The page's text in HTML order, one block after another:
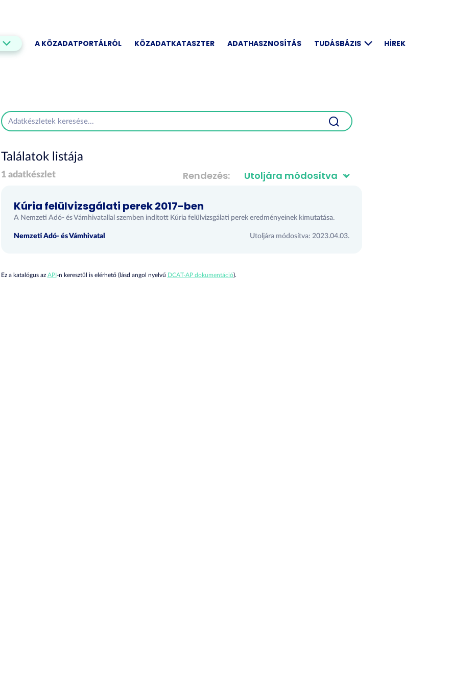
A KÖZADATPORTÁLRÓL KÖZADATKATASZTER ADATHASZNOSÍTÁS TUDÁSBÁZIS HÍREK
Rendezés
Találatok listája
1 adatkészlet
Kúria felülvizsgálati perek 2017-ben
A Nemzeti Adó- és Vámhivatallal szemben indított Kúria felülvizsgálati perek eredményeinek kimutatása.
Nemzeti Adó- és Vámhivatal Utoljára módosítva: 2023.04.03.
Ez a katalógus az API-n keresztül is elérhető (lásd angol nyelvű DCAT-AP dokumentáció).